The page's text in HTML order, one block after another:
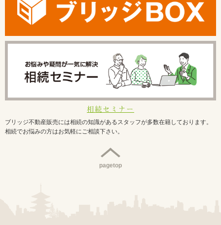
相続セミナー
ブリッジ不動産販売には相続の知識があるスタッフが多数在籍しております。
相続でお悩みの方はお気軽にご相談下さい。
pagetop